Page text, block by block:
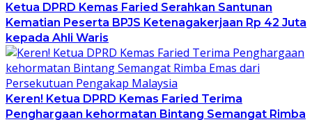
Ketua DPRD Kemas Faried Serahkan Santunan
Kematian Peserta BPJS Ketenagakerjaan Rp 42 Juta
kepada Ahli Waris
Keren! Ketua DPRD Kemas Faried Terima
Penghargaan kehormatan Bintang Semangat Rimba